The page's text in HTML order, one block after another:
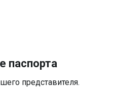
паспорта
представителя.